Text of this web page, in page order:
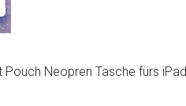
Pouch Neopren Tasche fürs